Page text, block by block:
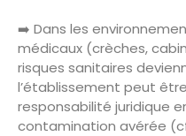
➡️ Dans les
médicaux (crèches,
risques sanitaires
l’établissement peut
responsabilité juridique
contamination avérée